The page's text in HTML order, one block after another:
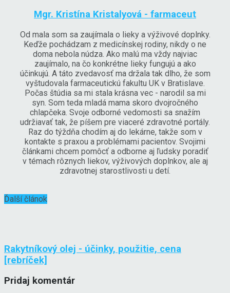
Mgr. Kristína Kristalyová - farmaceut
Od mala som sa zaujímala o lieky a výživové doplnky.
Keďže pochádzam z medicínskej rodiny, nikdy o ne
doma nebola núdza. Ako malú ma vždy najviac
zaujímalo, na čo konkrétne lieky fungujú a ako
účinkujú. A táto zvedavosť ma držala tak dlho, že som
vyštudovala farmaceutickú fakultu UK v Bratislave.
Počas štúdia sa mi stala krásna vec - narodil sa mi
syn. Som teda mladá mama skoro dvojročného
chlapčeka. Svoje odborné vedomosti sa snažím
udržiavať tak, že píšem pre viaceré zdravotné portály.
Raz do týždňa chodím aj do lekárne, takže som v
kontakte s praxou a problémami pacientov. Svojimi
článkami chcem pomôcť a odborne aj ľudsky poradiť
v témach rôznych liekov, výživových doplnkov, ale aj
zdravotnej starostlivosti u detí.
Ďalší článok
Rakytníkový olej - účinky, použitie, cena
[rebríček]
Pridaj komentár